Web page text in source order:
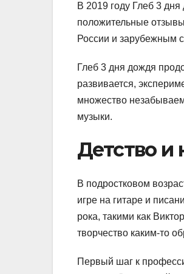
В 2019 году Глеб 3
положительные
России и зарубежным
Глеб 3 дня дождя
развивается,
множество
музыки.
Детство и
В подростковом
игре на гитаре и
рока, такими как
творчество каким-то
Первый шаг к